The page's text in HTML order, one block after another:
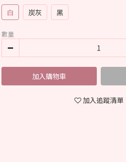
白 炭灰 黑
數量
加入購物車
加入追蹤清單